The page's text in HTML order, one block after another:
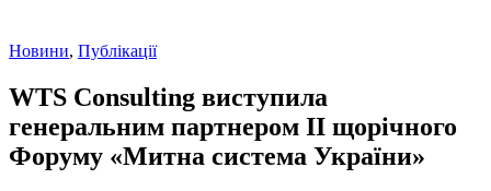
Новини, Публікації
WTS Consulting виступила
генеральним партнером II щорічного
Форуму «Митна система України»